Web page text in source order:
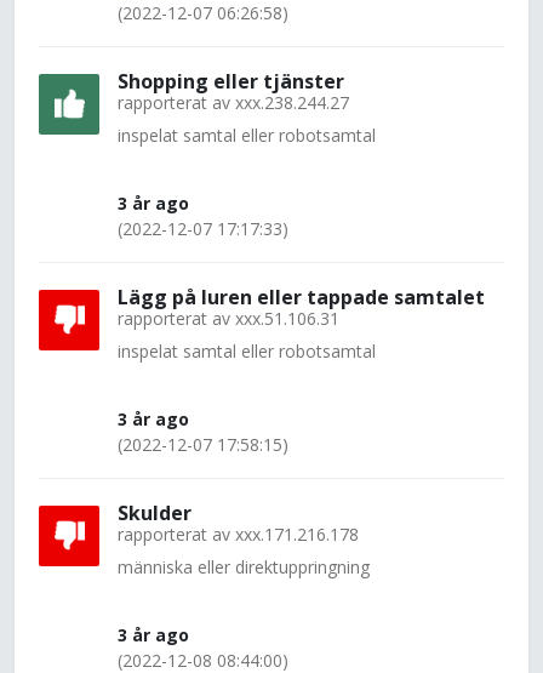
(2022-12-07 06:26:58)
Shopping eller tjänster
rapporterat av xxx.238.244.27
inspelat samtal eller robotsamtal
3 år ago
(2022-12-07 17:17:33)
Lägg på luren eller tappade samtalet
rapporterat av xxx.51.106.31
inspelat samtal eller robotsamtal
3 år ago
(2022-12-07 17:58:15)
Skulder
rapporterat av xxx.171.216.178
människa eller direktuppringning
3 år ago
(2022-12-08 08:44:00)